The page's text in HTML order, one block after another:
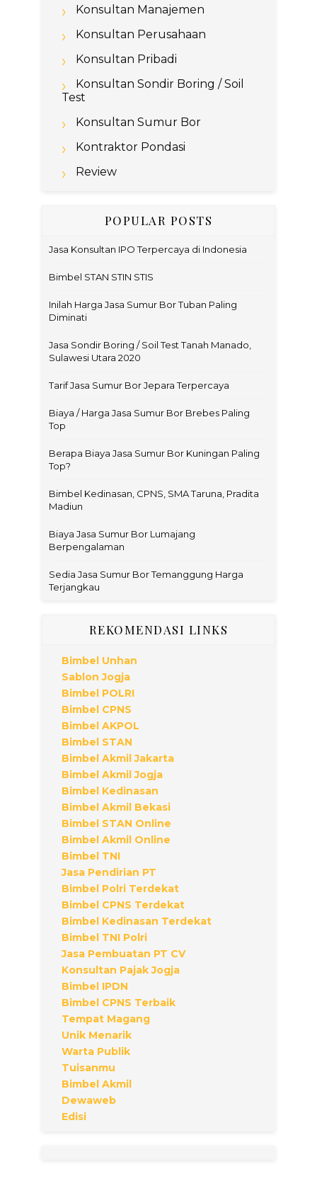
Konsultan Manajemen
Konsultan Perusahaan
Konsultan Pribadi
Konsultan Sondir Boring / Soil
Test
Konsultan Sumur Bor
Kontraktor Pondasi
Review
POPULAR POSTS
Jasa Konsultan IPO Terpercaya di Indonesia
Bimbel STAN STIN STIS
Inilah Harga Jasa Sumur Bor Tuban Paling
Diminati
Jasa Sondir Boring / Soil Test Tanah Manado,
Sulawesi Utara 2020
Tarif Jasa Sumur Bor Jepara Terpercaya
Biaya / Harga Jasa Sumur Bor Brebes Paling
Top
Berapa Biaya Jasa Sumur Bor Kuningan Paling
Top?
Bimbel Kedinasan, CPNS, SMA Taruna, Pradita
Madiun
Biaya Jasa Sumur Bor Lumajang
Berpengalaman
Sedia Jasa Sumur Bor Temanggung Harga
Terjangkau
REKOMENDASI LINKS
Bimbel Unhan
Sablon Jogja
Bimbel POLRI
Bimbel CPNS
Bimbel AKPOL
Bimbel STAN
Bimbel Akmil Jakarta
Bimbel Akmil Jogja
Bimbel Kedinasan
Bimbel Akmil Bekasi
Bimbel STAN Online
Bimbel Akmil Online
Bimbel TNI
Jasa Pendirian PT
Bimbel Polri Terdekat
Bimbel CPNS Terdekat
Bimbel Kedinasan Terdekat
Bimbel TNI Polri
Jasa Pembuatan PT CV
Konsultan Pajak Jogja
Bimbel IPDN
Bimbel CPNS Terbaik
Tempat Magang
Unik Menarik
Warta Publik
Tuisanmu
Bimbel Akmil
Dewaweb
Edisi